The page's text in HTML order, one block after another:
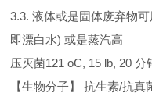
3.3. 液体或是固体废弃物
即漂白水) 或是蒸汽高
压灭菌121 oC, 15 lb, 20 分
【生物分子】 抗生素/抗